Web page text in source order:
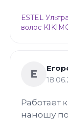
ESTEL
волос
Е
Работает
наношу